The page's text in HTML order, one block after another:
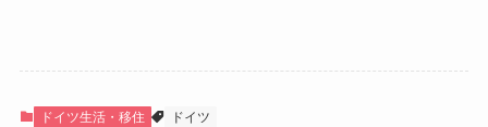
ドイツ生活・移住 ドイツ